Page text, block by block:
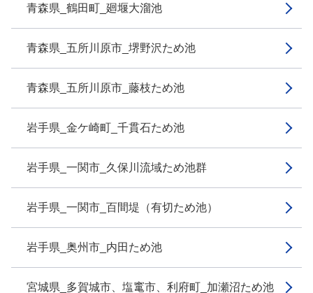
青森県_鶴田町_廻堰大溜池
青森県_五所川原市_堺野沢ため池
青森県_五所川原市_藤枝ため池
岩手県_金ケ崎町_千貫石ため池
岩手県_一関市_久保川流域ため池群
岩手県_一関市_百間堤（有切ため池）
岩手県_奥州市_内田ため池
宮城県_多賀城市、塩竃市、利府町_加瀬沼ため池